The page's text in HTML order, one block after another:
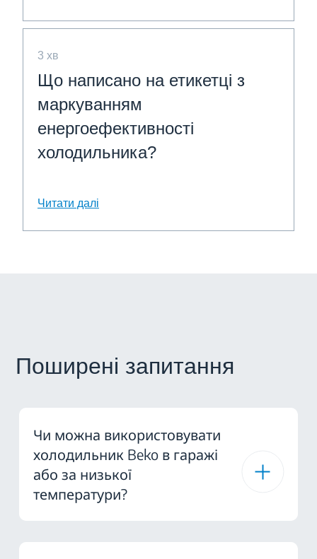
3 хв
Що написано на етикетці з
маркуванням
енергоефективності
холодильника?
Читати далі
Поширені запитання
Чи можна використовувати
холодильник Beko в гаражі
або за низької
температури?